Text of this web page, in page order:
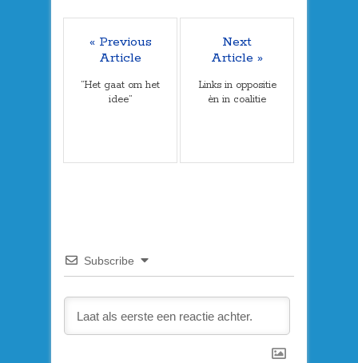
« Previous
Article
”Het gaat om het
idee”
Next
Article »
Links in oppositie
èn in coalitie
Subscribe